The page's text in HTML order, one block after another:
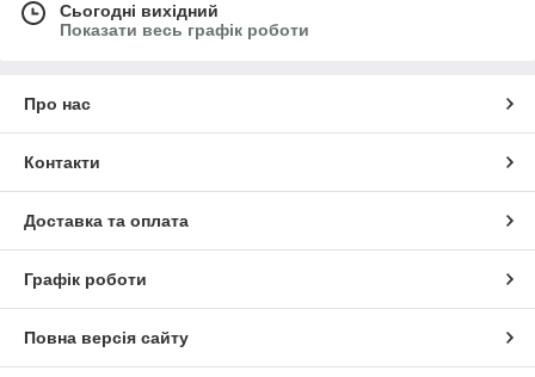
Сьогодні вихідний
Показати весь графік роботи
Про нас
Контакти
Доставка та оплата
Графік роботи
Повна версія сайту